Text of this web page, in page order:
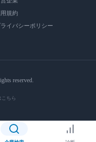
規約
イバシーポリシー
reserved.
こちら